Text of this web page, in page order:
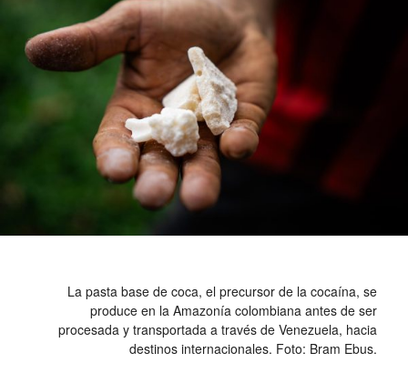
La pasta base de coca, el precursor de la cocaína, se
produce en la Amazonía colombiana antes de ser
procesada y transportada a través de Venezuela, hacia
destinos internacionales. Foto: Bram Ebus.